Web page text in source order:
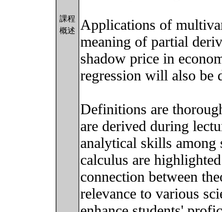
課程
概述
Applications of
meaning of partial
shadow price in
regression will also be
Definitions are
are derived during
analytical skills among
calculus are
connection between
relevance to various